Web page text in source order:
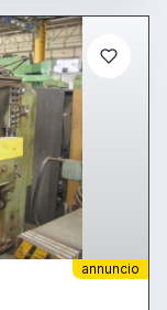
annuncio